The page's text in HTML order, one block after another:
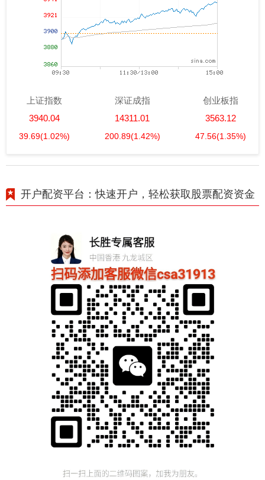
上证指数
3940.04
39.69(1.02%)
深证成指
14311.01
200.89(1.42%)
创业板指
3563.12
47.56(1.35%)
开户配资平台：快速开户，轻松获取股票配资资金